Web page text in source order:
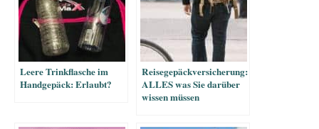
Leere Trinkflasche im
Handgepäck: Erlaubt?
Reisegepäckversicherung:
ALLES was Sie darüber
wissen müssen